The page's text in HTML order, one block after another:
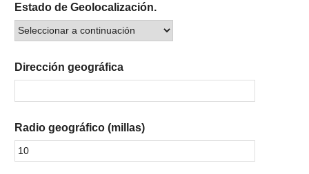
Estado de Geolocalización.
Dirección geográfica
Radio geográfico (millas)